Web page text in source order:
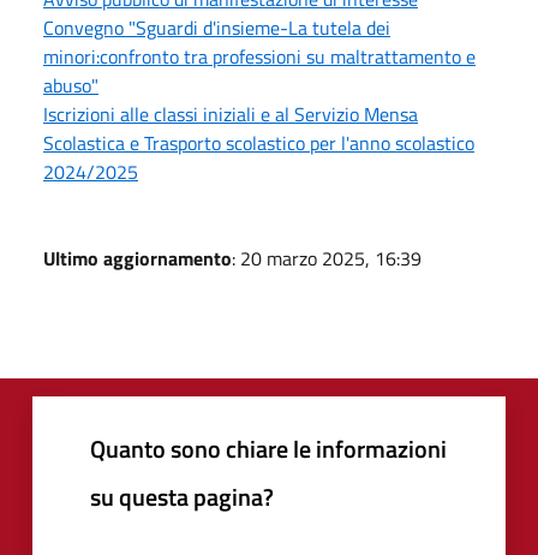
Convegno "Sguardi d'insieme-La tutela dei
minori:confronto tra professioni su maltrattamento e
abuso"
Iscrizioni alle classi iniziali e al Servizio Mensa
Scolastica e Trasporto scolastico per l'anno scolastico
2024/2025
Ultimo aggiornamento: 20 marzo 2025, 16:39
Quanto sono chiare le informazioni
su questa pagina?